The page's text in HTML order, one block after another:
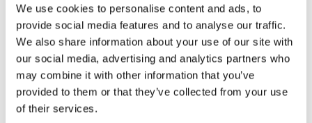
We use cookies to personalise content and ads, to
provide social media features and to analyse our traffic.
We also share information about your use of our site with
our social media, advertising and analytics partners who
may combine it with other information that you’ve
provided to them or that they’ve collected from your use
of their services.
6 tipos de dispositivos
semiconductores y sus aplicaciones
11 de octubre de 2024